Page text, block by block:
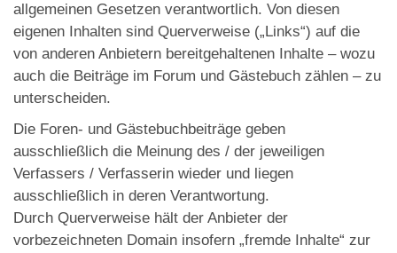
allgemeinen Gesetzen verantwortlich. Von diesen
eigenen Inhalten sind Querverweise („Links“) auf die
von anderen Anbietern bereitgehaltenen Inhalte – wozu
auch die Beiträge im Forum und Gästebuch zählen – zu
unterscheiden.
Die Foren- und Gästebuchbeiträge geben
ausschließlich die Meinung des / der jeweiligen
Verfassers / Verfasserin wieder und liegen
ausschließlich in deren Verantwortung.
Durch Querverweise hält der Anbieter der
vorbezeichneten Domain insofern „fremde Inhalte“ zur